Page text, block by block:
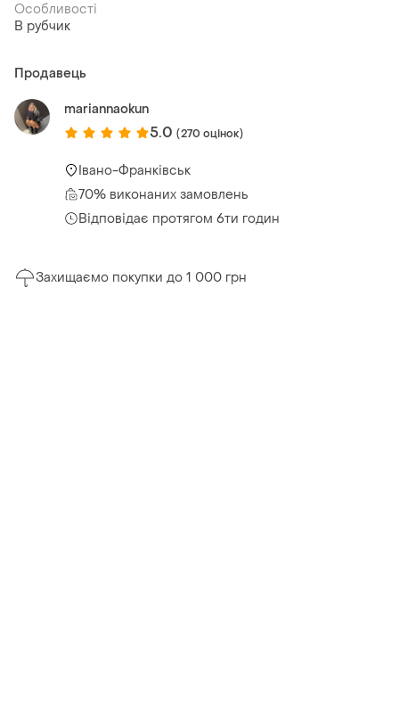
Особливості
В рубчик
Продавець
mariannaokun
5.0 (270 оцінок)
Івано-Франківськ
70% виконаних замовлень
Відповідає протягом 6ти годин
Захищаємо покупки до 1 000 грн